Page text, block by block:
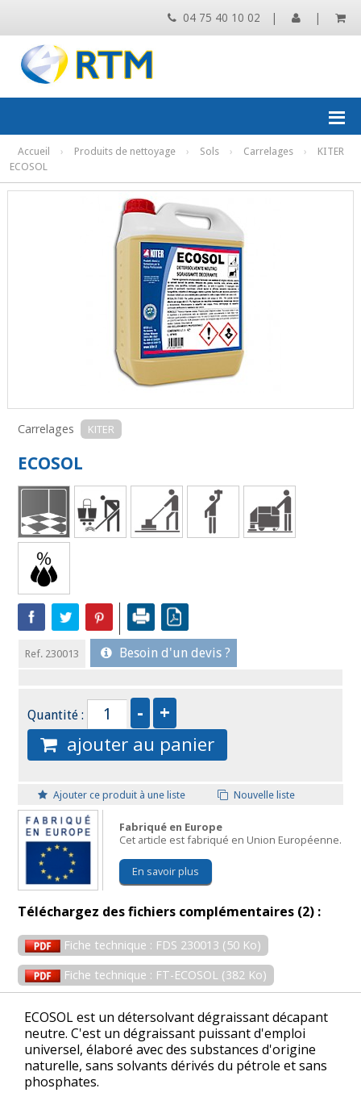
04 75 40 10 02 | |
Accueil › Produits de nettoyage › Sols › Carrelages ›
KITER
ECOSOL
Carrelages KITER
ECOSOL
Ref. 230013 Besoin d'un devis ?
Quantité :
ajouter au panier
Ajouter ce produit à une liste Nouvelle liste
Fabriqué en Europe
Cet article est fabriqué en Union Européenne.
En savoir plus
Téléchargez des fichiers complémentaires (2) :
Fiche technique : FDS 230013 (50 Ko)
Fiche technique : FT-ECOSOL (382 Ko)
ECOSOL est un détersolvant dégraissant décapant
neutre. C'est un dégraissant puissant d'emploi
universel, élaboré avec des substances d'origine
naturelle, sans solvants dérivés du pétrole et sans
phosphates.